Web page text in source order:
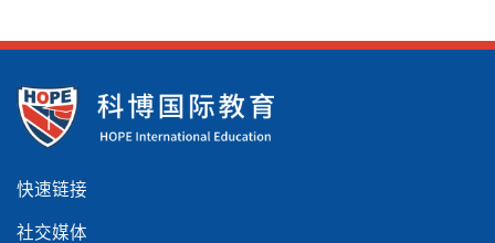
快速链接
社交媒体